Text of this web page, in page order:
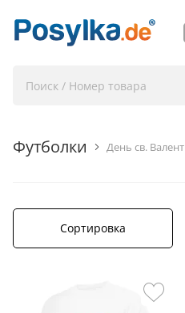
День св.
Футболки
Сортировка